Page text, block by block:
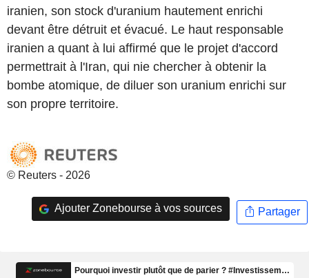
iranien, son stock d'uranium hautement enrichi
devant être détruit et évacué. Le haut responsable
iranien a quant à lui affirmé que le projet d'accord
permettrait à l'Iran, qui nie chercher à obtenir la
bombe atomique, de diluer son uranium enrichi sur
son propre territoire.
© Reuters - 2026
Ajouter Zonebourse à vos sources Partager